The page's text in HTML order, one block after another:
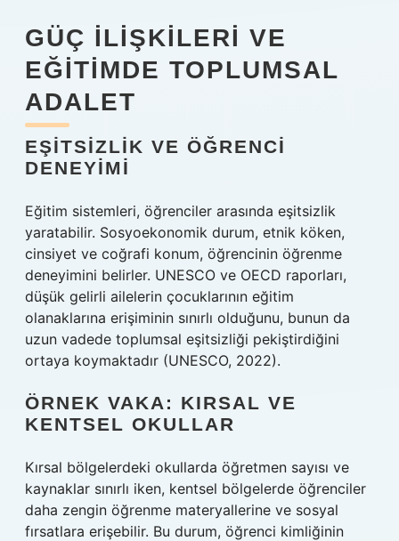
GÜÇ İLIŞKILERI VE
EĞITIMDE TOPLUMSAL
ADALET
EŞITSIZLIK VE ÖĞRENCI
DENEYIMI
Eğitim sistemleri, öğrenciler arasında eşitsizlik
yaratabilir. Sosyoekonomik durum, etnik köken,
cinsiyet ve coğrafi konum, öğrencinin öğrenme
deneyimini belirler. UNESCO ve OECD raporları,
düşük gelirli ailelerin çocuklarının eğitim
olanaklarına erişiminin sınırlı olduğunu, bunun da
uzun vadede toplumsal eşitsizliği pekiştirdiğini
ortaya koymaktadır (UNESCO, 2022).
ÖRNEK VAKA: KIRSAL VE
KENTSEL OKULLAR
Kırsal bölgelerdeki okullarda öğretmen sayısı ve
kaynaklar sınırlı iken, kentsel bölgelerde öğrenciler
daha zengin öğrenme materyallerine ve sosyal
fırsatlara erişebilir. Bu durum, öğrenci kimliğinin